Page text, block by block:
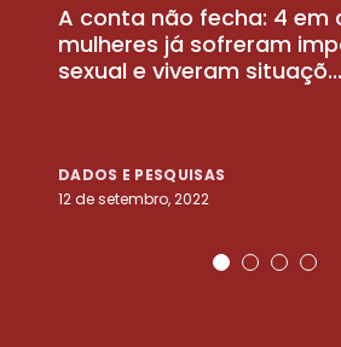
A conta não fecha: 4 em
mulheres já sofreram
sexual e viveram situaçõ...
DADOS E PESQUISAS
12 de setembro, 2022